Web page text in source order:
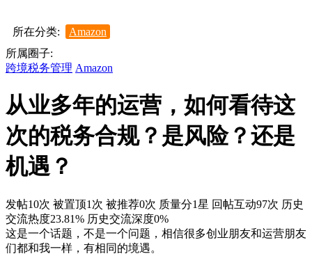
所在分类:
Amazon
所属圈子:
跨境税务管理 Amazon
从业多年的运营，如何看待这
次的税务合规？是风险？还是
机遇？
发帖10次 被置顶1次 被推荐0次 质量分1星 回帖互动97次 历史
交流热度23.81% 历史交流深度0%
这是一个话题，不是一个问题，相信很多创业朋友和运营朋友
们都和我一样，有相同的境遇。